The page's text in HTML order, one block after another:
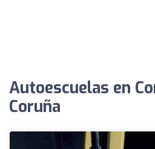
Autoescuelas en
Coruña